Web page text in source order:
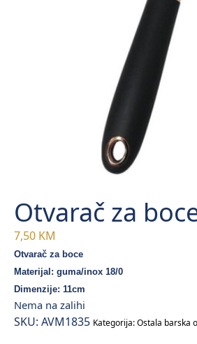
Otvarač za
7,50 KM
Otvarač za boce
Materijal: guma/inox 18/0
Dimenzije: 11cm
Nema na zalihi
SKU: AVM1835 Kategorija:Ostala barska